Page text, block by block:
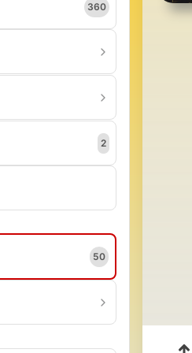
360
2
50